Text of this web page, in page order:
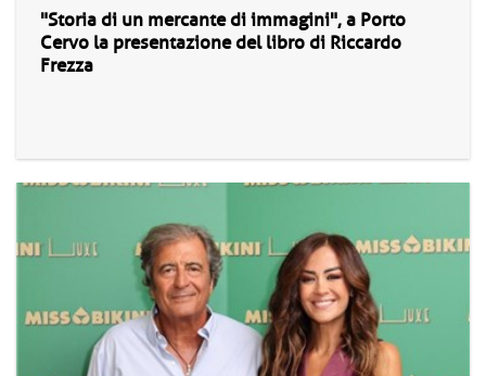
"Storia di un mercante di immagini", a Porto
Cervo la presentazione del libro di Riccardo
Frezza